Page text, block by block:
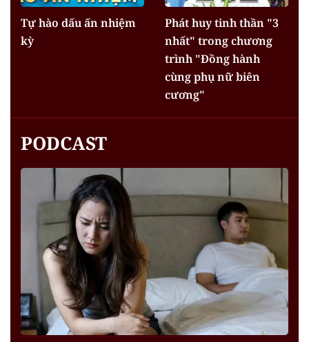
Tự hào dấu ấn nhiệm
kỳ
Phát huy tinh thần "3
nhất" trong chương
trình "Đồng hành
cùng phụ nữ biên
cương"
PODCAST